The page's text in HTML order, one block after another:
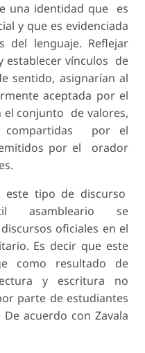
una identidad que es
y que es evidenciada
del lenguaje. Reflejar
establecer vínculos de
sentido, asignarían al
aceptada por el
el conjunto de valores,
compartidas por el
por el orador
este tipo de discurso
asambleario se
oficiales en el
Es decir que este
como resultado de
y escritura no
parte de estudiantes
acuerdo con Zavala